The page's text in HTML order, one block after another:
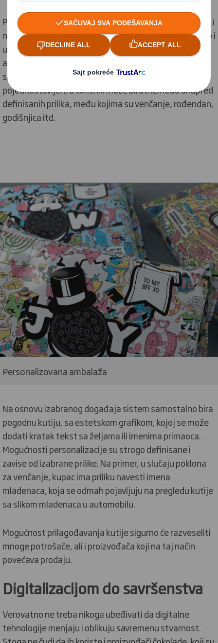
Personalizacija ambalaže širok je trend, što se odrazilo i
na aktivnosti koje sprovodi brendOreo. Kompanija, kao i
u prethodnom slučaju, nudi mogućnost kreiranja
ambalaže za čokoladne proizvode po svom ukusu,
savršene za poklon. Međutim, sam proces je
pojednostavljen, a korisnik može birati između unapred
definisanih prilika, među kojima su venčanje, rođendan,
godišnjica itd.
Personalizovana ambalaža
Na osnovu izabranog događaja sistem samostalno bira
pogodnu kutiju, sa estetskom grafikom, kojoj se može
dodati kratak tekst sa željama ili imenima primaoca.
Mogućnosti personalizacije su strogo definisane i
zavise od izabrane prilike. Na primer, u slučaju poklona
za venčanje, kupac ima priliku navesti imena
mladenaca, koja se odmah pojavljuju na pregledu kutije
sa slikom mladenaca u automobilu.
Mogućnost prilagođavanja kutije sigurno će razveseliti
mnoge potrošače, ali i proizvođača koji na taj način
povećava prodaju.
Digitalizacijom do savršenstva
Verovatno ne treba nikoga ubeđivati da digitalne
tehnologije menjaju i oblikuju savremenu stvarnost.